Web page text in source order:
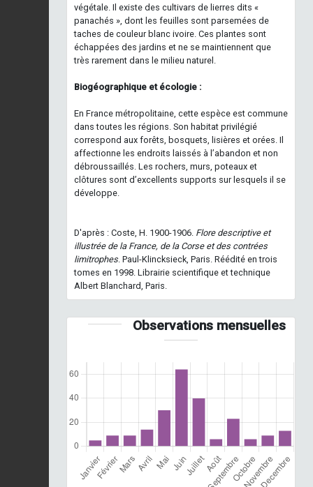
végétale. Il existe des cultivars de lierres dits «
panachés », dont les feuilles sont parsemées de
taches de couleur blanc ivoire. Ces plantes sont
échappées des jardins et ne se maintiennent que
très rarement dans le milieu naturel.
Biogéographique et écologie :
En France métropolitaine, cette espèce est commune
dans toutes les régions. Son habitat privilégié
correspond aux forêts, bosquets, lisières et orées. Il
affectionne les endroits laissés à l’abandon et non
débroussaillés. Les rochers, murs, poteaux et
clôtures sont d’excellents supports sur lesquels il se
développe.
D'après : Coste, H. 1900-1906. Flore descriptive et
illustrée de la France, de la Corse et des contrées
limitrophes. Paul-Klincksieck, Paris. Réédité en trois
tomes en 1998. Librairie scientifique et technique
Albert Blanchard, Paris.
Observations mensuelles